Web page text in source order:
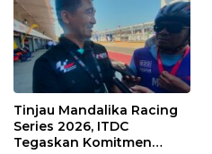
Tinjau Mandalika Racing
Series 2026, ITDC
Tegaskan Komitmen